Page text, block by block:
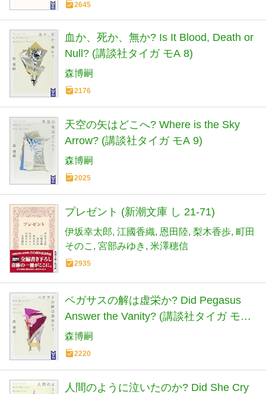
2645
血か、死か、無か? Is It Blood, Death or
Null? (講談社タイガ モA 8)
森博嗣
2176
天空の矢はどこへ? Where is the Sky
Arrow? (講談社タイガ モA 9)
森博嗣
2025
プレゼント (新潮文庫 し 21-71)
伊坂幸太郎 江國香織 恩田陸 梨木香歩 町田
そのこ
宮部みゆき 米澤穂信
2935
ペガサスの解は虚栄か? Did Pegasus
Answer the Vanity? (講談社タイガ モA
7)
森博嗣
2220
人間のように泣いたのか? Did She Cry